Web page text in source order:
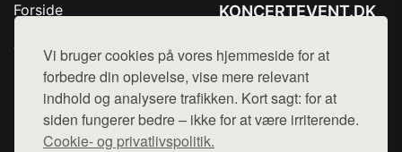
Vi bruger cookies på vores hjemmeside for at
forbedre din oplevelse, vise mere relevant
indhold og analysere trafikken. Kort sagt: for at
siden fungerer bedre – ikke for at være irriterende.
Cookie- og privatlivspolitik.
Forside
Top Rabatter
Blog
Kontakt
KONCERTEVENT.DK
Mail: hej@want.dk
Cookie- og privatlivspolitik